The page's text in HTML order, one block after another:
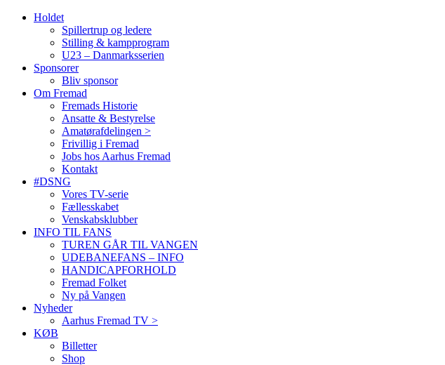
Holdet
Spillertrup og ledere
Stilling & kampprogram
U23 – Danmarksserien
Sponsorer
Bliv sponsor
Om Fremad
Fremads Historie
Ansatte & Bestyrelse
Amatørafdelingen >
Frivillig i Fremad
Jobs hos Aarhus Fremad
Kontakt
#DSNG
Vores TV-serie
Fællesskabet
Venskabsklubber
INFO TIL FANS
TUREN GÅR TIL VANGEN
UDEBANEFANS – INFO
HANDICAPFORHOLD
Fremad Folket
Ny på Vangen
Nyheder
Aarhus Fremad TV >
KØB
Billetter
Shop